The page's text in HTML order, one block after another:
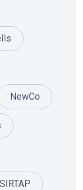
NewCo
SIRTAP